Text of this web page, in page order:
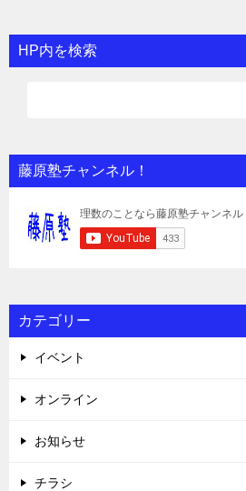
HP内を検索
藤原塾チャンネル！
カテゴリー
イベント
オンライン
お知らせ
チラシ